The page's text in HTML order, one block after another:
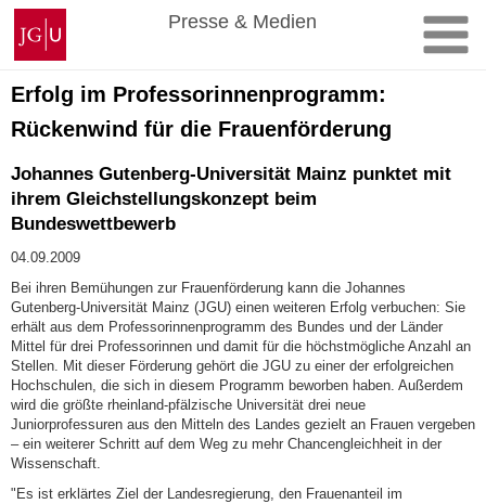
Zum
Inhalt
springen
Johannes
Gutenberg-
Universität
Mainz
Presse & Medien
Erfolg im Professorinnenprogramm:
Rückenwind für die Frauenförderung
Johannes Gutenberg-Universität Mainz punktet mit
ihrem Gleichstellungskonzept beim
Bundeswettbewerb
04.09.2009
Bei ihren Bemühungen zur Frauenförderung kann die Johannes
Gutenberg-Universität Mainz (JGU) einen weiteren Erfolg verbuchen: Sie
erhält aus dem Professorinnenprogramm des Bundes und der Länder
Mittel für drei Professorinnen und damit für die höchstmögliche Anzahl an
Stellen. Mit dieser Förderung gehört die JGU zu einer der erfolgreichen
Hochschulen, die sich in diesem Programm beworben haben. Außerdem
wird die größte rheinland-pfälzische Universität drei neue
Juniorprofessuren aus den Mitteln des Landes gezielt an Frauen vergeben
– ein weiterer Schritt auf dem Weg zu mehr Chancengleichheit in der
Wissenschaft.
"Es ist erklärtes Ziel der Landesregierung, den Frauenanteil im